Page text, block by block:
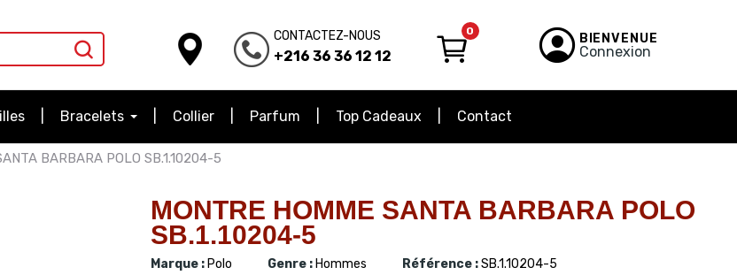
CONTACTEZ-NOUS
+216 36 36 12 12
0 BIENVENUE
Connexion
Bracelets Collier Parfum Top Cadeaux Contact
BARBARA POLO SB.1.10204-5
MONTRE HOMME SANTA BARBARA POLO
SB.1.10204-5
Marque : Polo Genre : Hommes Référence :SB.1.10204-5